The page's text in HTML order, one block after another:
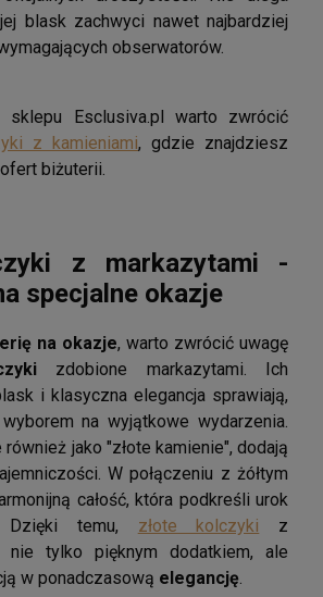
blask zachwyci nawet najbardziej
obserwatorów.
sklepu Esclusiva.pl warto zwrócić
z kamieniami, gdzie znajdziesz
biżuterii.
z markazytami -
specjalne okazje
na okazje, warto zwrócić uwagę
zdobione markazytami. Ich
i klasyczna elegancja sprawiają,
na wyjątkowe wydarzenia.
również jako "złote kamienie", dodają
W połączeniu z żółtym
całość, która podkreśli urok
Dzięki temu, złote kolczyki z
nie tylko pięknym dodatkiem, ale
w ponadczasową elegancję.